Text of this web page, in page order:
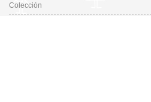
Colección